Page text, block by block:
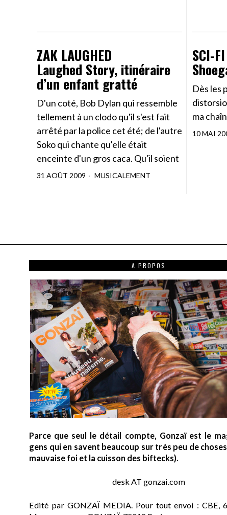
ZAK LAUGHED
Laughed Story, itinéraire
d’un enfant gratté
D'un coté, Bob Dylan qui ressemble
tellement à un clodo qu'il s'est fait
arrêté par la police cet été; de l'autre
Soko qui chante qu'elle était
enceinte d'un gros caca. Qu'il soient
31 AOÛT 2009 MUSICALEMENT
SCI-
Dès les
ma
10 MAI
A PROPOS
Parce que seul le détail compte, Gonzaï est le
gens qui en savent beaucoup sur très peu de
mauvaise foi et la cuisson des biftecks).
desk AT gonzai.com
Edité par GONZAÏ MEDIA. Pour tout envoi : CBE,